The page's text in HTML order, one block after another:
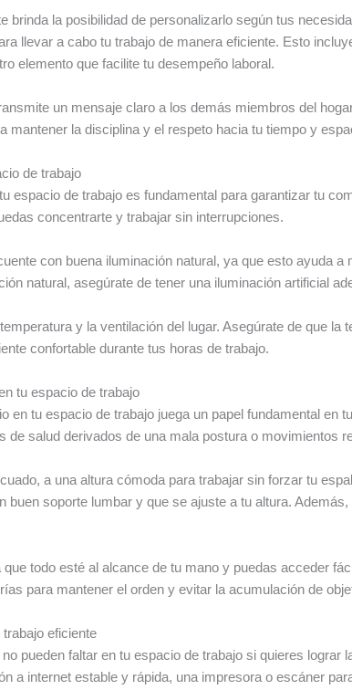
brinda la posibilidad de personalizarlo según tus
llevar a cabo tu trabajo de manera eficiente. Esto
elemento que facilite tu desempeño laboral.
un mensaje claro a los demás miembros del
mantener la disciplina y el respeto hacia tu tiempo y
de trabajo
espacio de trabajo es fundamental para garantizar tu
concentrarte y trabajar sin interrupciones.
con buena iluminación natural, ya que esto ayuda
natural, asegúrate de tener una iluminación artificial
y la ventilación del lugar. Asegúrate de que la
confortable durante tus horas de trabajo.
tu espacio de trabajo
en tu espacio de trabajo juega un papel fundamental en
de salud derivados de una mala postura o movimientos
a una altura cómoda para trabajar sin forzar tu
buen soporte lumbar y que se ajuste a tu altura.
todo esté al alcance de tu mano y puedas acceder
para mantener el orden y evitar la acumulación de
eficiente
pueden faltar en tu espacio de trabajo si quieres
a internet estable y rápida, una impresora o escáner